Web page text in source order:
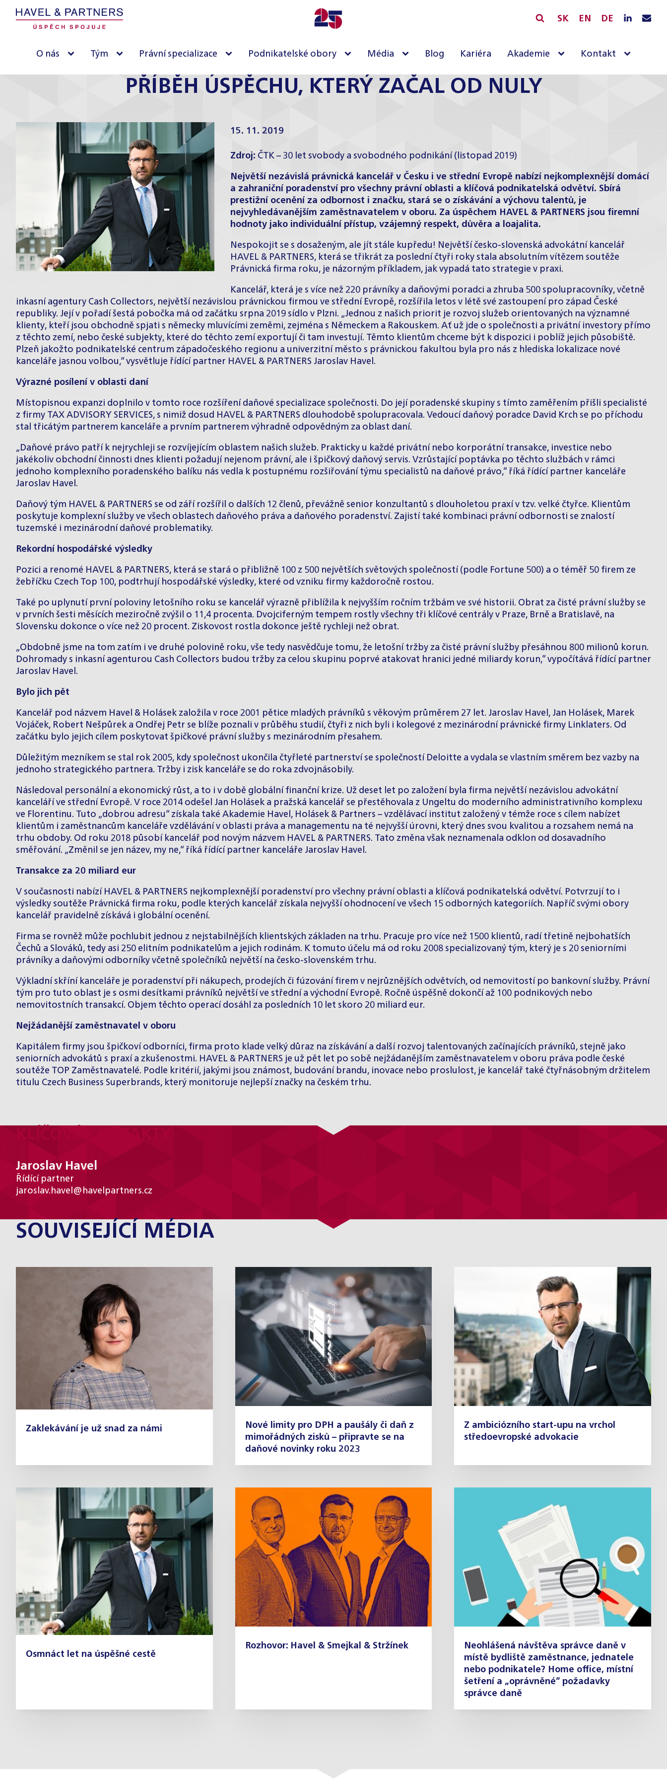
SK EN DE
O nás Tým Právní specializace Podnikatelské obory Média Blog Kariéra Akademie Kontakt
PŘÍBĚH ÚSPĚCHU, KTERÝ ZAČAL OD NULY
15. 11. 2019
Zdroj: ČTK – 30 let svobody a svobodného podnikání (listopad 2019)
Největší nezávislá právnická kancelář v Česku i ve střední Evropě nabízí nejkomplexnější domácí
a zahraniční poradenství pro všechny právní oblasti a klíčová podnikatelská odvětví. Sbírá
prestižní ocenění za odbornost i značku, stará se o získávání a výchovu talentů, je
nejvyhledávanějším zaměstnavatelem v oboru. Za úspěchem HAVEL & PARTNERS jsou firemní
hodnoty jako individuální přístup, vzájemný respekt, důvěra a loajalita.
Nespokojit se s dosaženým, ale jít stále kupředu! Největší česko-slovenská advokátní kancelář
HAVEL & PARTNERS, která se třikrát za poslední čtyři roky stala absolutním vítězem soutěže
Právnická firma roku, je názorným příkladem, jak vypadá tato strategie v praxi.
Kancelář, která je s více než 220 právníky a daňovými poradci a zhruba 500 spolupracovníky, včetně
inkasní agentury Cash Collectors, největší nezávislou právnickou firmou ve střední Evropě, rozšířila letos v létě své zastoupení pro západ České
republiky. Její v pořadí šestá pobočka má od začátku srpna 2019 sídlo v Plzni. „Jednou z našich priorit je rozvoj služeb orientovaných na významné
klienty, kteří jsou obchodně spjati s německy mluvícími zeměmi, zejména s Německem a Rakouskem. Ať už jde o společnosti a privátní investory přímo
z těchto zemí, nebo české subjekty, které do těchto zemí exportují či tam investují. Těmto klientům chceme být k dispozici i poblíž jejich působiště.
Plzeň jakožto podnikatelské centrum západočeského regionu a univerzitní město s právnickou fakultou byla pro nás z hlediska lokalizace nové
kanceláře jasnou volbou,“ vysvětluje řídící partner HAVEL & PARTNERS Jaroslav Havel.
Výrazné posílení v oblasti daní
Místopisnou expanzi doplnilo v tomto roce rozšíření daňové specializace společnosti. Do její poradenské skupiny s tímto zaměřením přišli specialisté
z firmy TAX ADVISORY SERVICES, s nimiž dosud HAVEL & PARTNERS dlouhodobě spolupracovala. Vedoucí daňový poradce David Krch se po příchodu
stal třicátým partnerem kanceláře a prvním partnerem výhradně odpovědným za oblast daní.
„Daňové právo patří k nejrychleji se rozvíjejícím oblastem našich služeb. Prakticky u každé privátní nebo korporátní transakce, investice nebo
jakékoliv obchodní činnosti dnes klienti požadují nejenom právní, ale i špičkový daňový servis. Vzrůstající poptávka po těchto službách v rámci
jednoho komplexního poradenského balíku nás vedla k postupnému rozšiřování týmu specialistů na daňové právo,” říká řídící partner kanceláře
Jaroslav Havel.
Daňový tým HAVEL & PARTNERS se od září rozšířil o dalších 12 členů, převážně senior konzultantů s dlouholetou praxí v tzv. velké čtyřce. Klientům
poskytuje komplexní služby ve všech oblastech daňového práva a daňového poradenství. Zajistí také kombinaci právní odbornosti se znalostí
tuzemské i mezinárodní daňové problematiky.
Rekordní hospodářské výsledky
Pozici a renomé HAVEL & PARTNERS, která se stará o přibližně 100 z 500 největších světových společností (podle Fortune 500) a o téměř 50 firem ze
žebříčku Czech Top 100, podtrhují hospodářské výsledky, které od vzniku firmy každoročně rostou.
Také po uplynutí první poloviny letošního roku se kancelář výrazně přiblížila k nejvyšším ročním tržbám ve své historii. Obrat za čisté právní služby se
v prvních šesti měsících meziročně zvýšil o 11,4 procenta. Dvojciferným tempem rostly všechny tři klíčové centrály v Praze, Brně a Bratislavě, na
Slovensku dokonce o více než 20 procent. Ziskovost rostla dokonce ještě rychleji než obrat.
„Obdobně jsme na tom zatím i ve druhé polovině roku, vše tedy nasvědčuje tomu, že letošní tržby za čisté právní služby přesáhnou 800 milionů korun.
Dohromady s inkasní agenturou Cash Collectors budou tržby za celou skupinu poprvé atakovat hranici jedné miliardy korun,” vypočítává řídící partner
Jaroslav Havel.
Bylo jich pět
Kancelář pod názvem Havel & Holásek založila v roce 2001 pětice mladých právníků s věkovým průměrem 27 let. Jaroslav Havel, Jan Holásek, Marek
Vojáček, Robert Nešpůrek a Ondřej Petr se blíže poznali v průběhu studií, čtyři z nich byli i kolegové z mezinárodní právnické firmy Linklaters. Od
začátku bylo jejich cílem poskytovat špičkové právní služby s mezinárodním přesahem.
Důležitým mezníkem se stal rok 2005, kdy společnost ukončila čtyřleté partnerství se společností Deloitte a vydala se vlastním směrem bez vazby na
jednoho strategického partnera. Tržby i zisk kanceláře se do roka zdvojnásobily.
Následoval personální a ekonomický růst, a to i v době globální finanční krize. Už deset let po založení byla firma největší nezávislou advokátní
kanceláří ve střední Evropě. V roce 2014 odešel Jan Holásek a pražská kancelář se přestěhovala z Ungeltu do moderního administrativního komplexu
ve Florentinu. Tuto „dobrou adresu“ získala také Akademie Havel, Holásek & Partners – vzdělávací institut založený v témže roce s cílem nabízet
klientům i zaměstnancům kanceláře vzdělávání v oblasti práva a managementu na té nejvyšší úrovni, který dnes svou kvalitou a rozsahem nemá na
trhu obdoby. Od roku 2018 působí kancelář pod novým názvem HAVEL & PARTNERS. Tato změna však neznamenala odklon od dosavadního
směřování. „Změnil se jen název, my ne,“ říká řídící partner kanceláře Jaroslav Havel.
Transakce za 20 miliard eur
V současnosti nabízí HAVEL & PARTNERS nejkomplexnější poradenství pro všechny právní oblasti a klíčová podnikatelská odvětví. Potvrzují to i
výsledky soutěže Právnická firma roku, podle kterých kancelář získala nejvyšší ohodnocení ve všech 15 odborných kategoriích. Napříč svými obory
kancelář pravidelně získává i globální ocenění.
Firma se rovněž může pochlubit jednou z nejstabilnějších klientských základen na trhu. Pracuje pro více než 1500 klientů, radí třetině nejbohatších
Čechů a Slováků, tedy asi 250 elitním podnikatelům a jejich rodinám. K tomuto účelu má od roku 2008 specializovaný tým, který je s 20 seniorními
právníky a daňovými odborníky včetně společníků největší na česko-slovenském trhu.
Výkladní skříní kanceláře je poradenství při nákupech, prodejích či fúzování firem v nejrůznějších odvětvích, od nemovitostí po bankovní služby. Právní
tým pro tuto oblast je s osmi desítkami právníků největší ve střední a východní Evropě. Ročně úspěšně dokončí až 100 podnikových nebo
nemovitostních transakcí. Objem těchto operací dosáhl za posledních 10 let skoro 20 miliard eur.
Nejžádanější zaměstnavatel v oboru
Kapitálem firmy jsou špičkoví odborníci, firma proto klade velký důraz na získávání a další rozvoj talentovaných začínajících právníků, stejně jako
seniorních advokátů s praxí a zkušenostmi. HAVEL & PARTNERS je už pět let po sobě nejžádanějším zaměstnavatelem v oboru práva podle české
soutěže TOP Zaměstnavatelé. Podle kritérií, jakými jsou známost, budování brandu, inovace nebo proslulost, je kancelář také čtyřnásobným držitelem
titulu Czech Business Superbrands, který monitoruje nejlepší značky na českém trhu.
Jaroslav Havel
Řídící partner
jaroslav.havel@havelpartners.cz
SOUVISEJÍCÍ MÉDIA
Zaklekávání je už snad za námi
Nové limity pro DPH a paušály či daň z
mimořádných zisků – připravte se na
daňové novinky roku 2023
Z ambiciózního start-upu na vrchol
středoevropské advokacie
Osmnáct let na úspěšné cestě
Rozhovor: Havel & Smejkal & Stržínek
Neohlášená návštěva správce daně v
místě bydliště zaměstnance, jednatele
nebo podnikatele? Home office, místní
šetření a „oprávněné“ požadavky
správce daně